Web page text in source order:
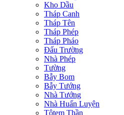
Kho Dầu
Tháp Canh
Tháp Tên
Tháp Phép
Tháp Pháo
Đấu Trường
Nhà Phép
Tường
Bẫy Bom
Bẫy Tướng
Nhà Tướng
Nhà Huấn Luyện
Tôtem Thần